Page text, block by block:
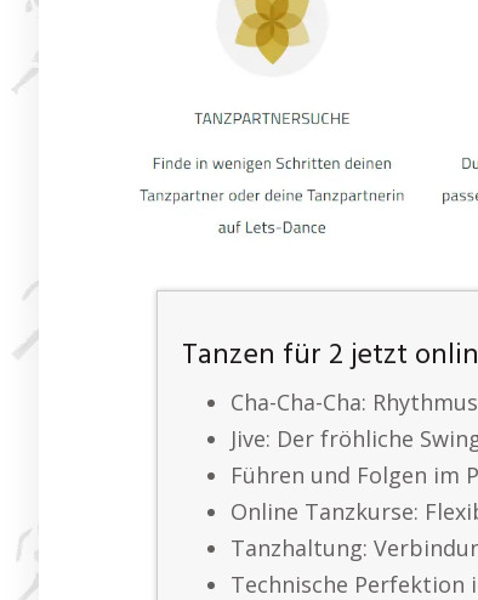
Tanzen für 2 jetzt
Cha-Cha-Cha:
Jive: Der fröhliche
Führen und Folgen im
Online Tanzkurse:
Tanzhaltung:
Technische Perfektion